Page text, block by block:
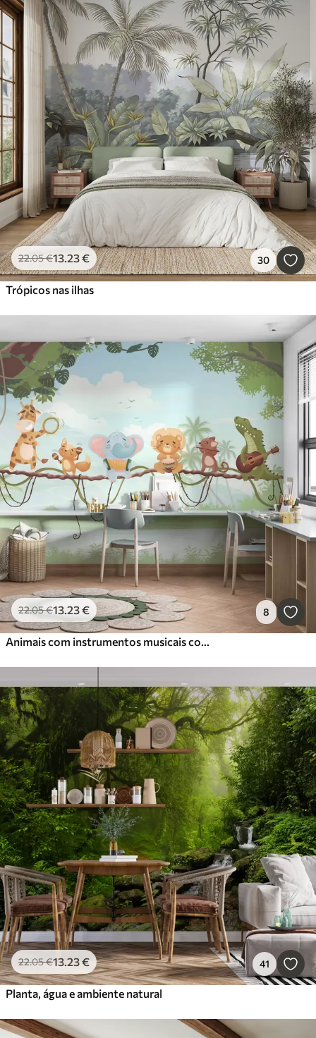
22.05€13.23€ 30
Trópicos nas ilhas
22.05€13.23€ 8
Animais com instrumentos musicais contra um cenário tropical
22.05€13.23€ 41
Planta, água e ambiente natural